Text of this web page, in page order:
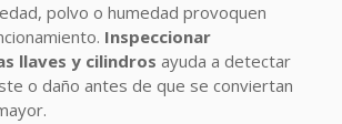
polvo o humedad provoquen
Inspeccionar
llaves y cilindros ayuda a detectar
o daño antes de que se conviertan